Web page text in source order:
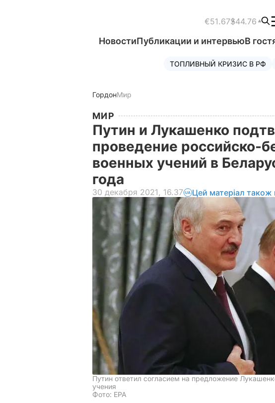
€51.67$44.76
НовостиПубликации и интервьюВ
ТОПЛИВНЫЙ КРИЗИС В РФ
ГордонМир
МИР
Путин и Лукашенко
проведение российско-
военных учений в
года
30 декабря 2021, 16.37 Цей матеріал
Путин ответил согласием на предложение
учения
Фото: EPA